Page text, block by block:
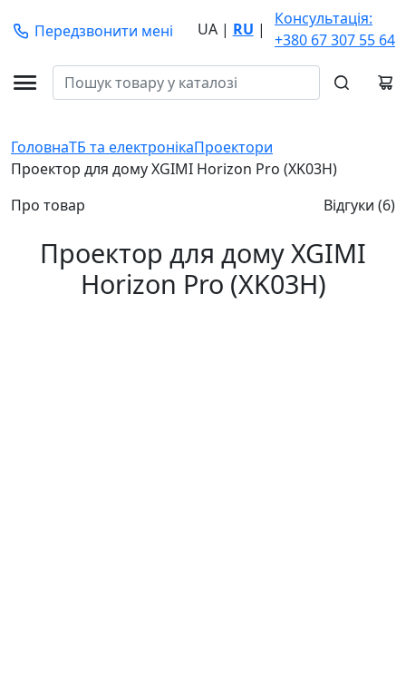
Передзвонити мені UA | RU |
Консультація:
+380 67 307 55 64
ГоловнаТБ та електронікаПроектори
Проектор для дому XGIMI Horizon Pro (XK03H)
Про товар
Відгуки (6)
Проектор для дому XGIMI
Horizon Pro (XK03H)